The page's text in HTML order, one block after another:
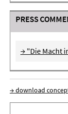
PRESS
→ "Die Macht
→ download